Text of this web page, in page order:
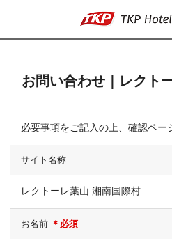
お問い合わせ｜レクト
必要事項をご記入の上、確認ペー
サイト名称
レクトーレ葉山 湘南国際村
お名前 ＊必須